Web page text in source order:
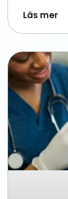
Läs mer